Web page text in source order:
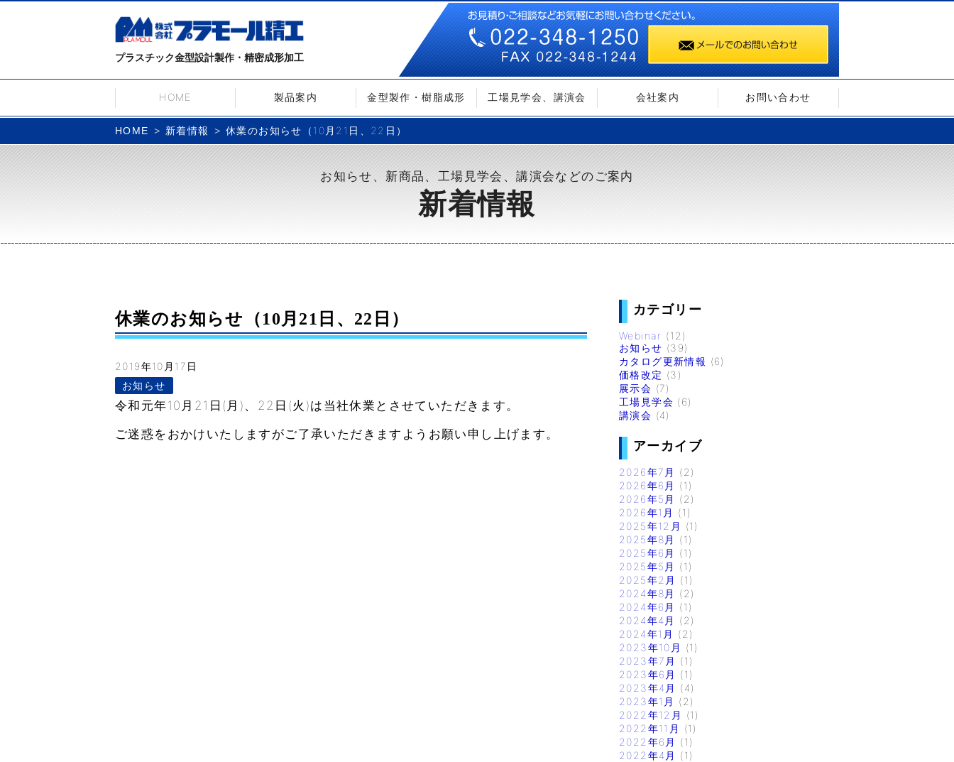
プラスチック金型設計製作・精密成形加工
HOME 製品案内 金型製作・樹脂成形 工場見学会、講演会 会社案内 お問い合わせ
HOME 新着情報 休業のお知らせ（10月21日、22日）
お知らせ、新商品、工場見学会、講演会などのご案内
新着情報
休業のお知らせ（10月21日、22日）
2019年10月17日
お知らせ
令和元年10 月 21 日 ( 月 ) 、 22 日 (火 )は当社休業とさせていただきます。
ご迷惑をおかけいたしますがご了承いただきますようお願い申し上げます。
カテゴリー
Webinar (12)
お知らせ (39)
カタログ更新情報 (6)
価格改定 (3)
展示会 (7)
工場見学会 (6)
講演会 (4)
アーカイブ
2026年7月
(2)
2026年6月
(1)
2026年5月
(2)
2026年1月
(1)
2025年12月
(1)
2025年8月
(1)
2025年6月
(1)
2025年5月
(1)
2025年2月
(1)
2024年8月
(2)
2024年6月
(1)
2024年4月
(2)
2024年1月
(2)
2023年10月
(1)
2023年7月
(1)
2023年6月
(1)
2023年4月
(4)
2023年1月
(2)
2022年12月
(1)
2022年11月
(1)
2022年6月
(1)
2022年4月
(1)